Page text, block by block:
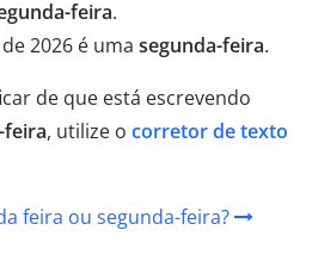
feira.
2026 é uma segunda-feira.
de que está escrevendo
feira, utilize o corretor de texto
feira ou segunda-feira?